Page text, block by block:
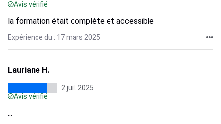
Avis vérifié
la formation était complète et accessible
Expérience du : 17 mars 2025
Lauriane H.
2 juil. 2025
Avis vérifié
...